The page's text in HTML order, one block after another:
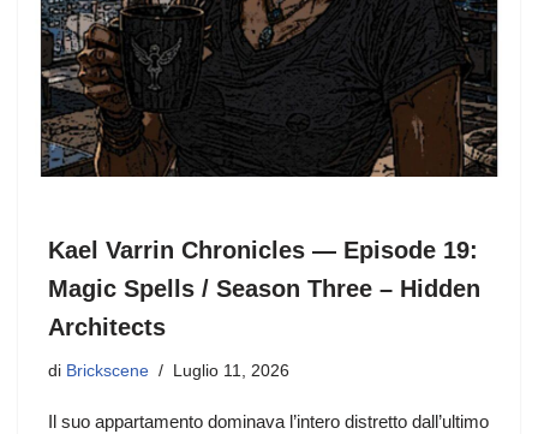
Kael Varrin Chronicles — Episode 19:
Magic Spells / Season Three – Hidden
Architects
di Brickscene Luglio 11, 2026
Il suo appartamento dominava l’intero distretto dall’ultimo